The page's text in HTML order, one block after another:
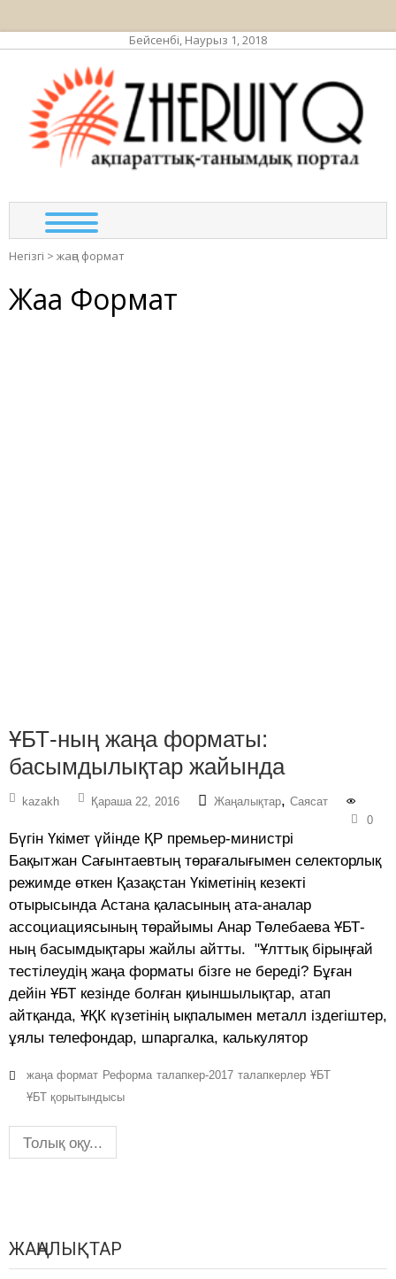
Бейсенбі, Наурыз 1, 2018
Негізгі > жаңа формат
Жаңа Формат
ҰБТ-ның жаңа форматы:
басымдылықтар жайында
kazakh Қараша 22, 2016 Жаңалықтар, Саясат
0
Бүгін Үкімет үйінде ҚР премьер-министрі
Бақытжан Сағынтаевтың төрағалығымен селекторлық
режимде өткен Қазақстан Үкіметінің кезекті
отырысында Астана қаласының ата-аналар
ассоциациясының төрайымы Анар Төлебаева ҰБТ-
ның басымдықтары жайлы айтты. "Ұлттық бірыңғай
тестілеудің жаңа форматы бізге не береді? Бұған
дейін ҰБТ кезінде болған қиыншылықтар, атап
айтқанда, ҰҚК күзетінің ықпалымен металл іздегіштер,
ұялы телефондар, шпаргалка, калькулятор
жаңа формат Реформа талапкер-2017 талапкерлер ҰБТ
ҰБТ қорытындысы
Толық оқу...
ЖАҢАЛЫҚТАР